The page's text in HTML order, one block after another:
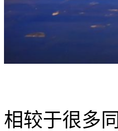
相较于很多